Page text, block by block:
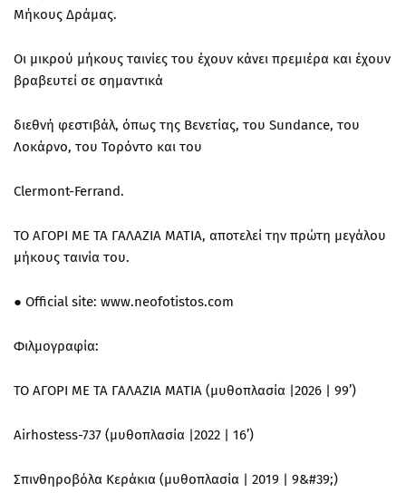
Μήκους Δράμας.
Οι μικρού μήκους ταινίες του έχουν κάνει πρεμιέρα και έχουν
βραβευτεί σε σημαντικά
διεθνή φεστιβάλ, όπως της Βενετίας, του Sundance, του
Λοκάρνο, του Τορόντο και του
Clermont-Ferrand.
ΤΟ ΑΓΟΡΙ ΜΕ ΤΑ ΓΑΛΑΖΙΑ ΜΑΤΙΑ, αποτελεί την πρώτη μεγάλου
μήκους ταινία του.
● Official site: www.neofotistos.com
Φιλμογραφία:
ΤΟ ΑΓΟΡΙ ΜΕ ΤΑ ΓΑΛΑΖΙΑ ΜΑΤΙΑ (μυθοπλασία |2026 | 99’)
Airhostess-737 (μυθοπλασία |2022 | 16’)
Σπινθηροβόλα Κεράκια (μυθοπλασία | 2019 | 9&#39;)